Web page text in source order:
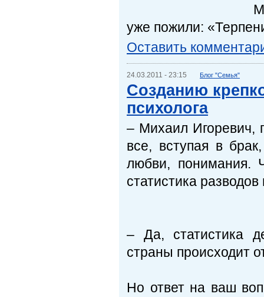
уже пожили:
Оставить
24.03.2011 - 23:15 Блог "Семья"
Созданию
психолога
– Михаил Игоревич,
все, вступая в
любви, понимания.
статистика
– Да, статистика
страны происходит
Но ответ на ваш